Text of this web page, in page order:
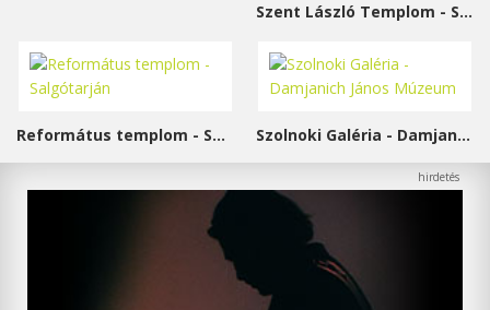
Szent László Templom - Sárvár
Református templom - Salgótarján Szolnoki Galéria - Damjanich János Múzeum